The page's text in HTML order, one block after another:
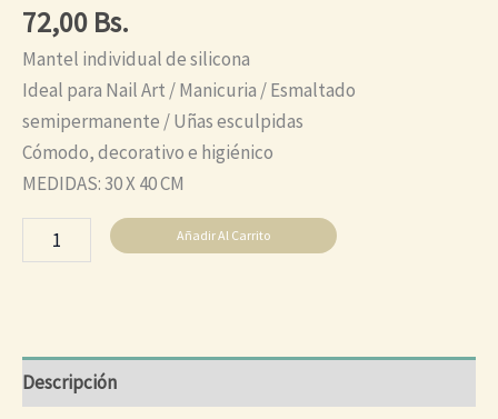
72,00 Bs.
Mantel individual de silicona
Ideal para Nail Art / Manicuria / Esmaltado
semipermanente / Uñas esculpidas
Cómodo, decorativo e higiénico
MEDIDAS: 30 X 40 CM
Añadir Al Carrito
Descripción